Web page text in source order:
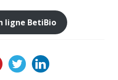
ligne BetiBio